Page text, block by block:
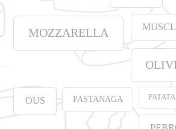
MOZZARELLA
OUS PASTANAGA PATATA